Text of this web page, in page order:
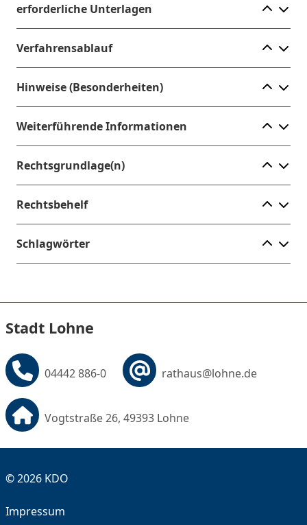
erforderliche Unterlagen
Verfahrensablauf
Hinweise (Besonderheiten)
Weiterführende Informationen
Rechtsgrundlage(n)
Rechtsbehelf
Schlagwörter
Stadt Lohne
04442 886-0 rathaus@lohne.de
Vogtstraße 26, 49393 Lohne
© 2026 KDO
Impressum